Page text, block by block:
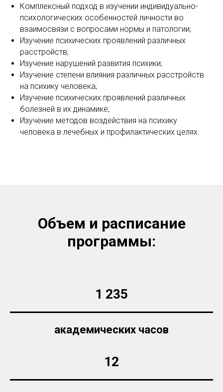
Комплексный подход в изучении индивидуально-
психологических особенностей личности во
взаимосвязи с вопросами нормы и патологии;
Изучение психических проявлений различных
расстройств;
Изучение нарушений развития психики;
Изучение степени влияния различных расстройств
на психику человека;
Изучение психических проявлений различных
болезней в их динамике;
Изучение методов воздействия на психику
человека в лечебных и профилактических целях.
Объем и расписание
программы:
1 235
академических часов
12